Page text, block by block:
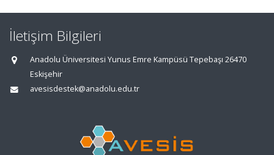
İletişim Bilgileri
Anadolu Üniversitesi Yunus Emre Kampüsü Tepebaşı 26470
Eskişehir
avesisdestek@anadolu.edu.tr